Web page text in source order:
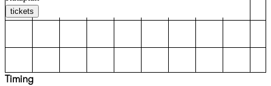
tickets
Timing